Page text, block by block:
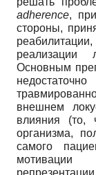
adherence,
стороны,
реализации
Основным
внешнем
влияния (то,
организма,
самого
мотивации